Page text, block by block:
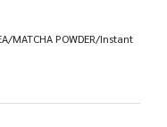
MATCHA POWDER/Instant